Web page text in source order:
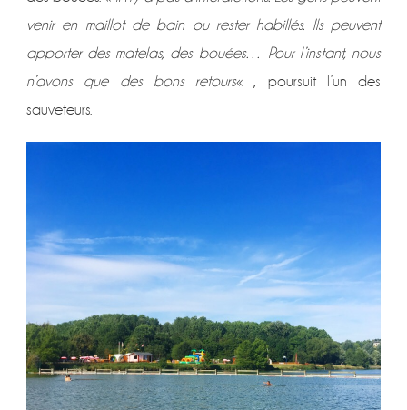
venir en maillot de bain ou rester habillés. Ils peuvent
apporter des matelas, des bouées… Pour l’instant, nous
n’avons que des bons retours« , poursuit l’un des
sauveteurs.